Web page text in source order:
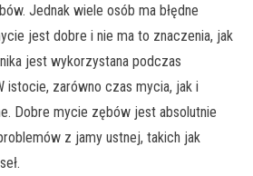
Jednak wiele osób ma błędne
jest dobre i nie ma to znaczenia, jak
jest wykorzystana podczas
istocie, zarówno czas mycia, jak i
Dobre mycie zębów jest absolutnie
z jamy ustnej, takich jak